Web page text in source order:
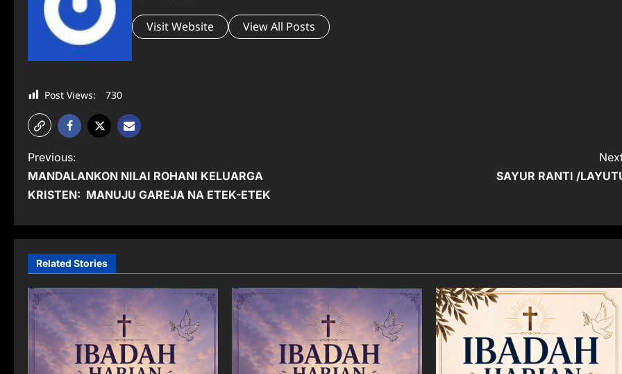
Visit Website View All Posts
Post Views: 730
P
o
t
n
a
v
i
g
Previous:
MANDALANKON NILAI ROHANI KELUARGA
KRISTEN: MANUJU GAREJA NA ETEK-ETEK
SAYUR RANTI /
Related Stories